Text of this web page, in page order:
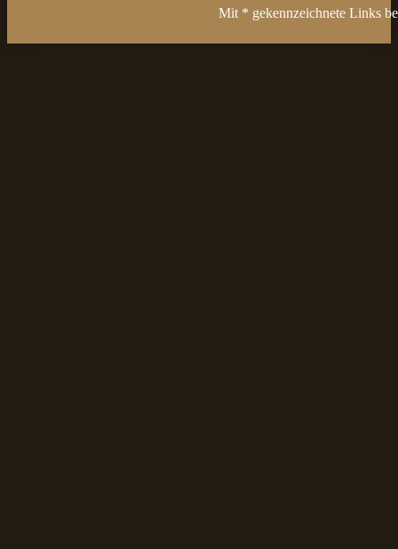
Mit * gekennzeichnete Links